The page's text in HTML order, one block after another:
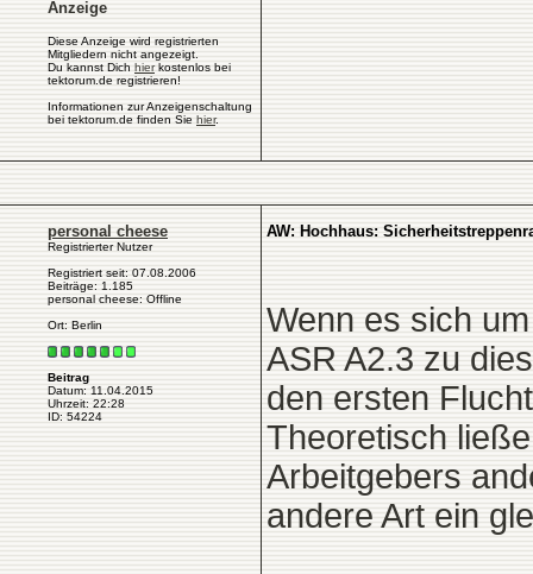
Anzeige
Diese Anzeige wird registrierten
Mitgliedern nicht angezeigt.
Du kannst Dich hierkostenlos bei
tektorum.de registrieren!
Informationen zur Anzeigenschaltung
bei tektorum.de finden Sie hier.
personal cheese
Registrierter Nutzer
Registriert seit: 07.08.2006
Beiträge: 1.185
personal cheese: Offline
Ort: Berlin
Beitrag
Datum: 11.04.2015
Uhrzeit: 22:28
ID: 54224
AW: Hochhaus:
Wenn es sich
ASR A2.3 zu
den ersten
Theoretisch
Arbeitgebers
andere Art ein